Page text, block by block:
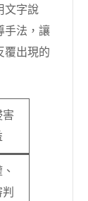
文字說
手法，讓
覆出現的